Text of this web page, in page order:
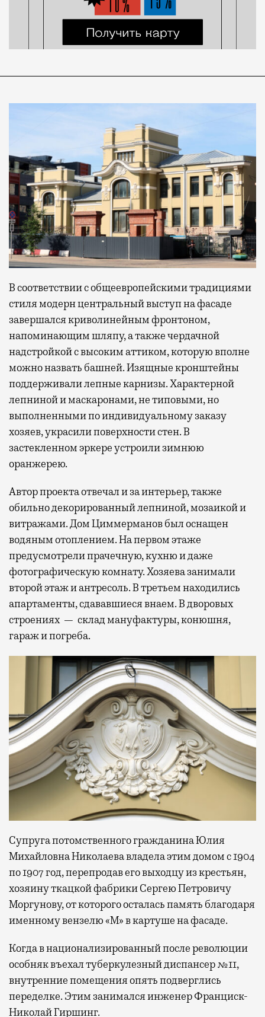
В соответствии с общеевропейскими традициями
стиля модерн центральный выступ на фасаде
завершался криволинейным фронтоном,
напоминающим шляпу, а также чердачной
надстройкой с высоким аттиком, которую вполне
можно назвать башней. Изящные кронштейны
поддерживали лепные карнизы. Характерной
лепниной и маскаронами, не типовыми, но
выполненными по индивидуальному заказу
хозяев, украсили поверхности стен. В
застекленном эркере устроили зимнюю
оранжерею.
Автор проекта отвечал и за интерьер, также
обильно декорированный лепниной, мозаикой и
витражами. Дом Циммерманов был оснащен
водяным отоплением. На первом этаже
предусмотрели прачечную, кухню и даже
фотографическую комнату. Хозяева занимали
второй этаж и антресоль. В третьем находились
апартаменты, сдававшиеся внаем. В дворовых
строениях — склад мануфактуры, конюшня,
гараж и погреба.
Супруга потомственного гражданина Юлия
Михайловна Николаева владела этим домом с 1904
по 1907 год, перепродав его выходцу из крестьян,
хозяину ткацкой фабрики Сергею Петровичу
Моргунову, от которого осталась память благодаря
именному вензелю «М» в картуше на фасаде.
Когда в национализированный после революции
особняк въехал туберкулезный диспансер №11,
внутренние помещения опять подверглись
переделке. Этим занимался инженер Франциск-
Николай Гиршинг.